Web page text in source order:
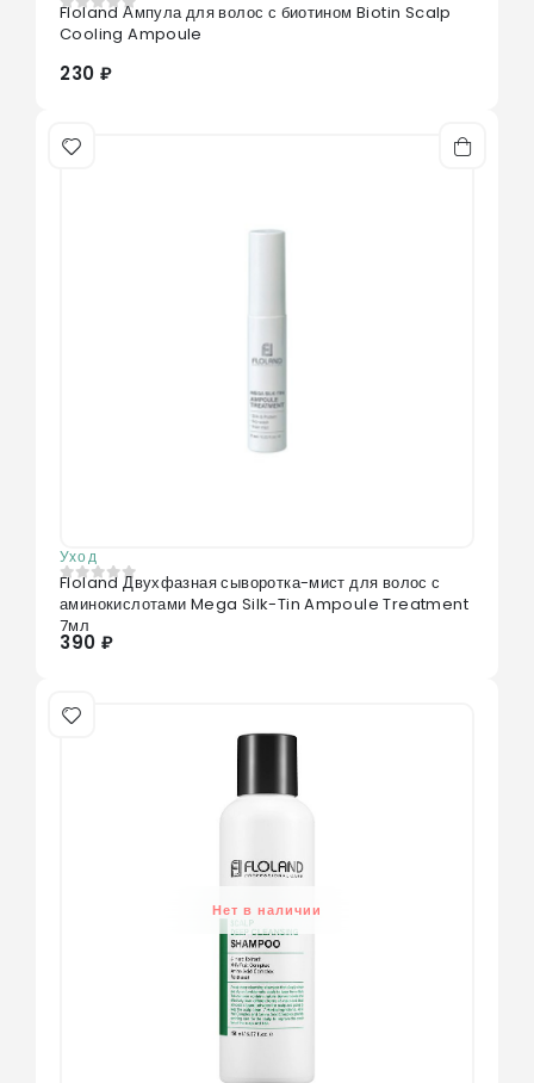
0из 5
Floland Ампула для волос с биотином Biotin Scalp
Cooling Ampoule
230 ₽
Уход
0из 5
Floland Двухфазная сыворотка-мист для волос с
аминокислотами Mega Silk-Tin Ampoule Treatment
7мл
390 ₽
Нет в наличии